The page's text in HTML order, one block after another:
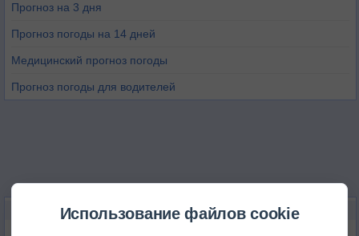
Прогноз на 3 дня
Прогноз погоды на 14 дней
Медицинский прогноз погоды
Прогноз погоды для водителей
НОВОЕ О ПОГОДЕ
Использование файлов cookie